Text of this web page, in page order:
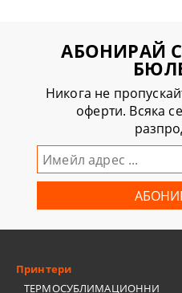
АБОНИРАЙ
Никога не
оферти. Всяка
Принтери
ТЕРМОСУБЛИМАЦИОННИ